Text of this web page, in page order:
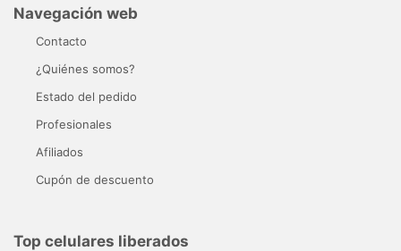
Navegación web
Contacto
¿Quiénes somos?
Estado del pedido
Profesionales
Afiliados
Cupón de descuento
Top celulares liberados